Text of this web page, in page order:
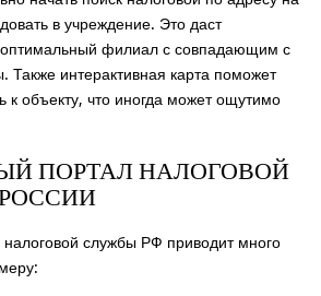
в учреждение. Это даст
оптимальный филиал с совпадающим с
интерактивная карта поможет
к объекту, что иногда может ощутимо
ПОРТАЛ НАЛОГОВОЙ
службы РФ приводит много